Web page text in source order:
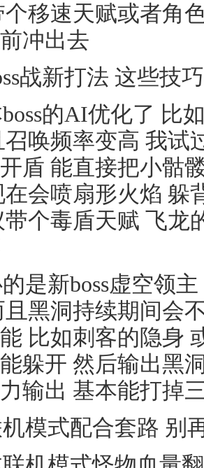
个移速天赋或者角
冲出去
战新打法 这些技
的AI优化了 比
唤频率变高 我试
盾 能直接把小骷
会喷扇形火焰 躲
个毒盾天赋 飞龙
是新boss虚空领
且黑洞持续期间会
比如刺客的隐身
躲开 然后输出黑
输出 基本能打掉
模式配合套路 别